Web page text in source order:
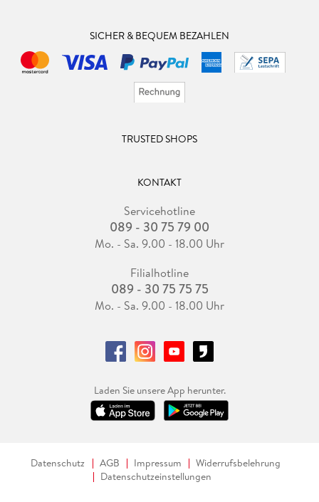
SICHER & BEQUEM BEZAHLEN
TRUSTED SHOPS
KONTAKT
Servicehotline
089 - 30 75 79 00
Mo. - Sa. 9.00 - 18.00 Uhr
Filialhotline
089 - 30 75 75 75
Mo. - Sa. 9.00 - 18.00 Uhr
Laden Sie unsere App herunter.
Datenschutz AGB Impressum
Widerrufsbelehrung
Datenschutzeinstellungen